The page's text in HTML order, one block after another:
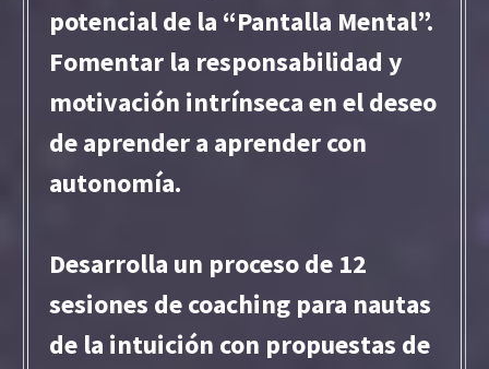
potencial de la “Pantalla Mental”.
Fomentar la responsabilidad y
motivación intrínseca en el deseo
de aprender a aprender con
autonomía.
Desarrolla un proceso de 12
sesiones de coaching para nautas
de la intuición con propuestas de